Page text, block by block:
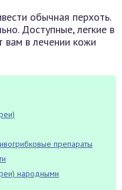
обычная перхоть.
Доступные, легкие в
вам в лечении кожи
препараты
народными